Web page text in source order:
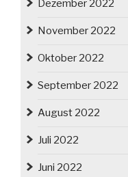
Dezember 2022
November 2022
Oktober 2022
September 2022
August 2022
Juli 2022
Juni 2022